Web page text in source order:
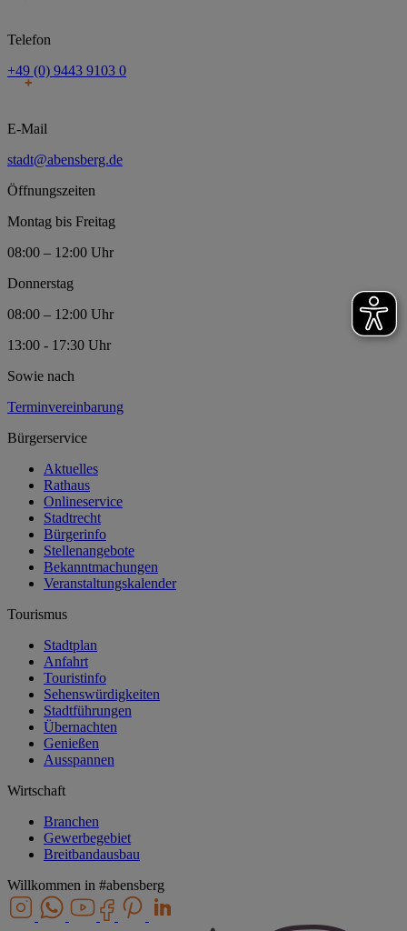
Telefon
+49 (0) 9443 9103 0
E-Mail
stadt@abensberg.de
Öffnungszeiten
Montag bis Freitag
08:00 – 12:00 Uhr
Donnerstag
08:00 – 12:00 Uhr
13:00 - 17:30 Uhr
Sowie nach
Terminvereinbarung
Bürgerservice
Aktuelles
Rathaus
Onlineservice
Stadtrecht
Bürgerinfo
Stellenangebote
Bekanntmachungen
Veranstaltungskalender
Tourismus
Stadtplan
Anfahrt
Touristinfo
Sehenswürdigkeiten
Stadtführungen
Übernachten
Genießen
Ausspannen
Wirtschaft
Branchen
Gewerbegebiet
Breitbandausbau
Willkommen in #abensberg